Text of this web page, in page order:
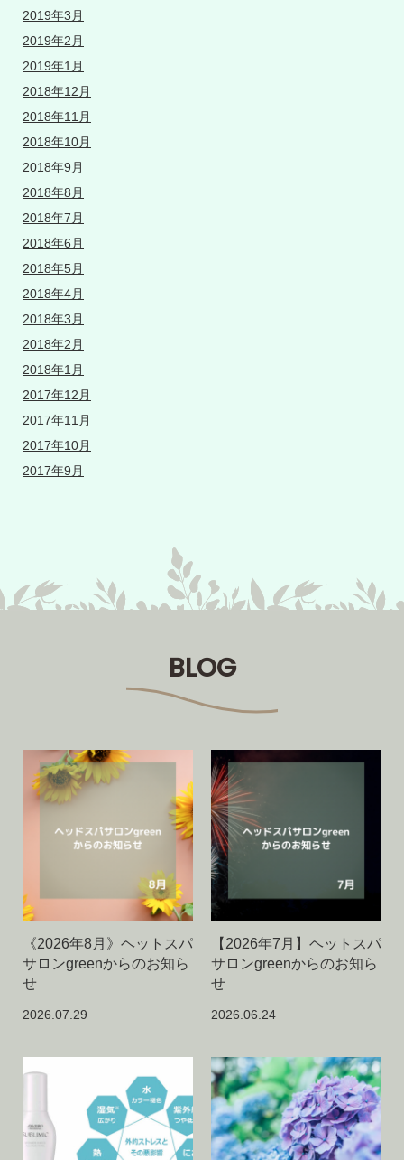
2019年3月
2019年2月
2019年1月
2018年12月
2018年11月
2018年10月
2018年9月
2018年8月
2018年7月
2018年6月
2018年5月
2018年4月
2018年3月
2018年2月
2018年1月
2017年12月
2017年11月
2017年10月
2017年9月
BLOG
《2026年8月》ヘットスパ
サロンgreenからのお知ら
せ
2026.07.29
【2026年7月】ヘットスパ
サロンgreenからのお知ら
せ
2026.06.24